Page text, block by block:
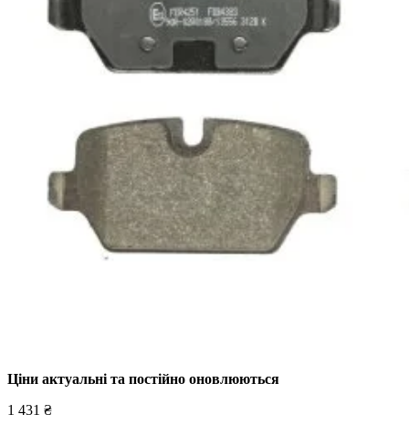
Ціни актуальні та постійно оновлюються
1 431 ₴